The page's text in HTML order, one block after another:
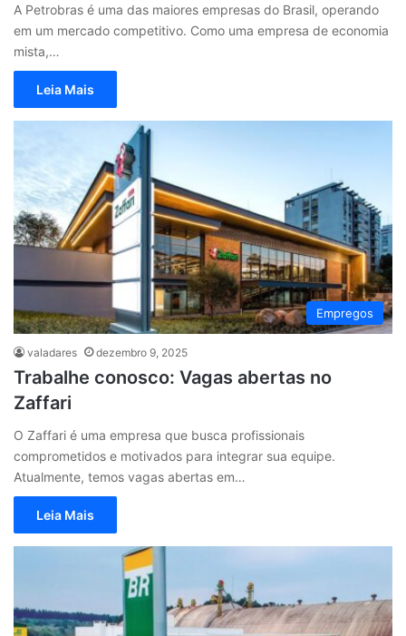
A Petrobras é uma das maiores empresas do Brasil, operando
em um mercado competitivo. Como uma empresa de economia
mista,…
Leia Mais
Empregos
valadares dezembro 9, 2025
Trabalhe conosco: Vagas abertas no
Zaffari
O Zaffari é uma empresa que busca profissionais
comprometidos e motivados para integrar sua equipe.
Atualmente, temos vagas abertas em…
Leia Mais